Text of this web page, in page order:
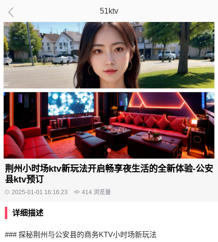
51ktv
荆州小时场ktv新玩法开启畅享夜生活的全新体验-公安
县ktv预订
2025-01-01 16:16:23 414 浏览量
详细描述
### 探秘荆州与公安县的商务KTV小时场新玩法